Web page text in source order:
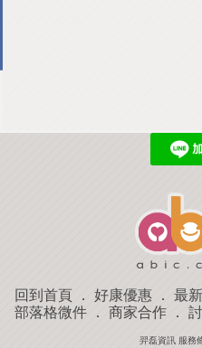
回到首頁 ． 好康優惠 ． 最
部落格微件． 商家合作．
羿磊資訊 服務